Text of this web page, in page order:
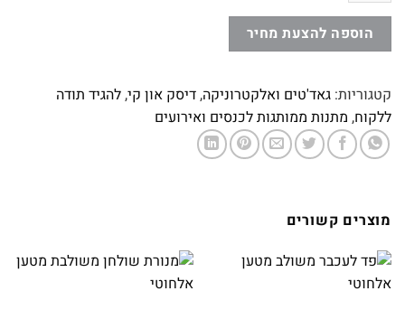
מיני
הוספה להצעת מחיר
קטגוריות: גאד'טים ואלקטרוניקה,דיסק און קי,להגיד תודה
ללקוח, מתנות ממותגות לכנסים ואירועים
מוצרים קשורים